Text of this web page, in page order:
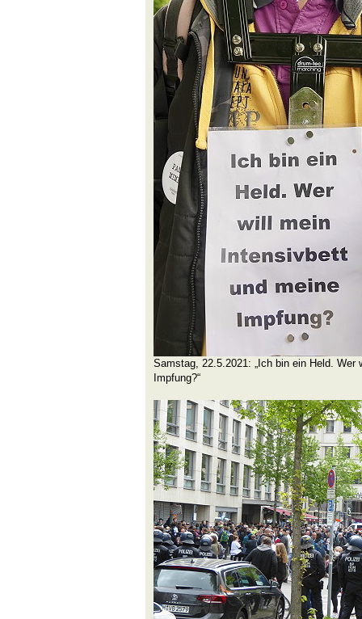
Samstag, 22.5.2021: „Ich bin ein Held.
Impfung?“